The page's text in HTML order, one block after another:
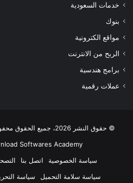
خدمات السعودية
بنوك
مواقع الكترونية
الربح من الانترنت
برامج هندسية
عملات رقمية
© حقوق النشر 2026، جميع الحقوق محفوظة |
Softwares Academy
سياسة الخصوصية
اتصل بنا
سياسة سلامة التحميل
سياسة